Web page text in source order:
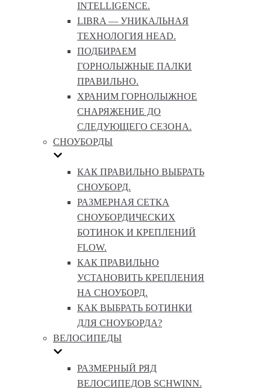
INTELLIGENCE.
LIBRA — УНИКАЛЬНАЯ
ТЕХНОЛОГИЯ HEAD.
ПОДБИРАЕМ
ГОРНОЛЫЖНЫЕ ПАЛКИ
ПРАВИЛЬНО.
ХРАНИМ ГОРНОЛЫЖНОЕ
СНАРЯЖЕНИЕ ДО
СЛЕДУЮЩЕГО СЕЗОНА.
СНОУБОРДЫ
КАК ПРАВИЛЬНО ВЫБРАТЬ
СНОУБОРД.
РАЗМЕРНАЯ СЕТКА
СНОУБОРДИЧЕСКИХ
БОТИНОК И КРЕПЛЕНИЙ
FLOW.
КАК ПРАВИЛЬНО
УСТАНОВИТЬ КРЕПЛЕНИЯ
НА СНОУБОРД.
КАК ВЫБРАТЬ БОТИНКИ
ДЛЯ СНОУБОРДА?
ВЕЛОСИПЕДЫ
РАЗМЕРНЫЙ РЯД
ВЕЛОСИПЕДОВ SCHWINN.